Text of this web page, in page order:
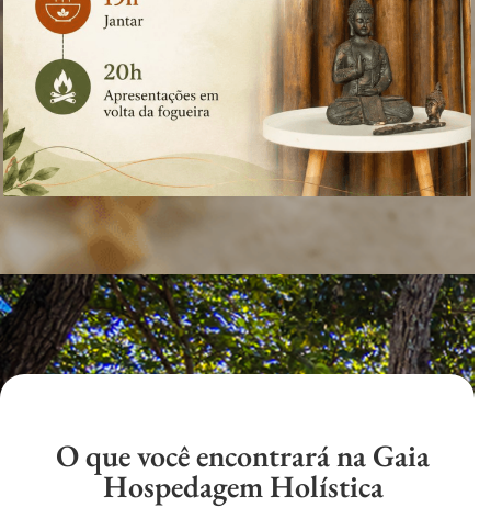
O que você encontrará na Gaia
Hospedagem Holística